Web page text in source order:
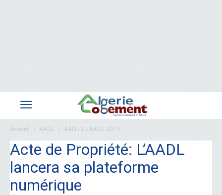
Accueil AADL AADL 2 - AADL 2013
Acte de Propriété: L’AADL
lancera sa plateforme
numérique